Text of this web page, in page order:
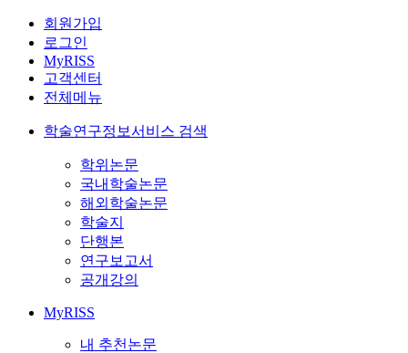
회원가입
로그인
MyRISS
고객센터
전체메뉴
학술연구정보서비스 검색
학위논문
국내학술논문
해외학술논문
학술지
단행본
연구보고서
공개강의
MyRISS
내 추천논문